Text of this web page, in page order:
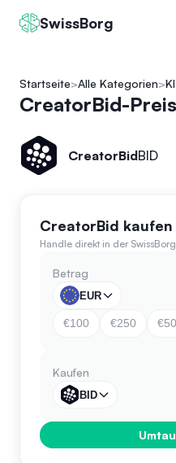
SwissBorg
Startseite Alle Kategorien KI
CreatorBid-Preis
CreatorBidBID
CreatorBid kaufen
Handle direkt in der
Betrag
EUR
€100 €250
Kaufen
BID